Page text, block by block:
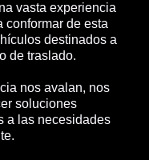
vasta experiencia
conformar de esta
destinados a
de traslado.
nos avalan, nos
soluciones
a las necesidades